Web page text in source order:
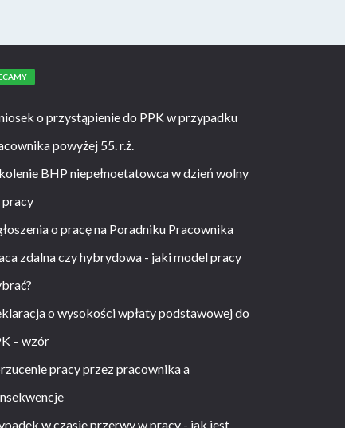
o przystąpienie do PPK w przypadku
powyżej 55. r.ż.
BHP niepełnoetatowca w dzień wolny
pracy
o pracę na Poradniku Pracownika
zdalna czy hybrydowa - jaki model pracy
o wysokości wpłaty podstawowej do
– wzór
pracy przez pracownika a
w czasie przerwy w pracy - jak jest